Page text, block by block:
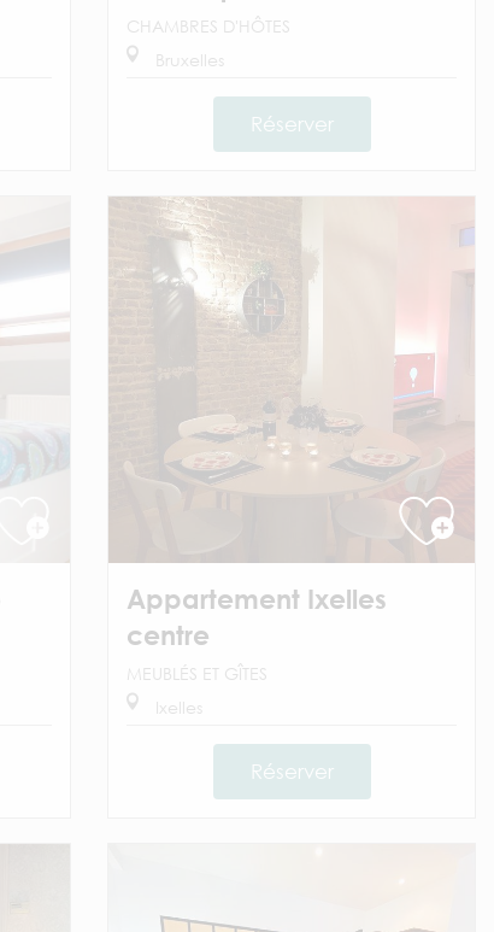
CHAMBRES D'HÔTES
Bruxelles
Réserver
Appartement Ixelles
centre
MEUBLÉS ET GÎTES
Ixelles
Réserver